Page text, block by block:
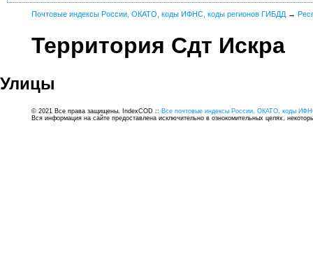
Почтовые индексы России, ОКАТО, коды ИФНС, коды регионов ГИБДД →
Территория Сдт Искра
Улицы
© 2021 Все права защищены. IndexCOD :: Все почтовые индексы России, ОКАТО, коды
Вся информация на сайте предоставлена исключительно в ознокомительных целях,